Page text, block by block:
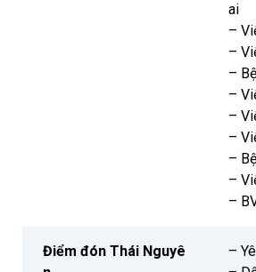
ai
–
–
–
–
–
–
–
–
–
Điểm đón Thái Nguyê
–